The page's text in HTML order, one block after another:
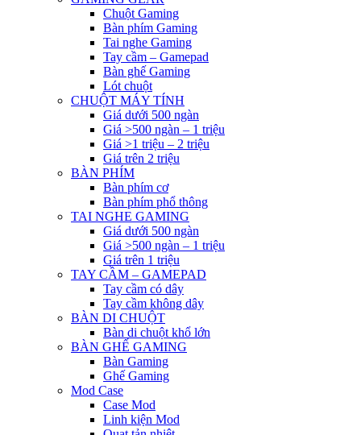
Chuột Gaming
Bàn phím Gaming
Tai nghe Gaming
Tay cầm – Gamepad
Bàn ghế Gaming
Lót chuột
CHUỘT MÁY TÍNH
Giá dưới 500 ngàn
Giá >500 ngàn – 1 triệu
Giá >1 triệu – 2 triệu
Giá trên 2 triệu
BÀN PHÍM
Bàn phím cơ
Bàn phím phổ thông
TAI NGHE GAMING
Giá dưới 500 ngàn
Giá >500 ngàn – 1 triệu
Giá trên 1 triệu
TAY CẦM – GAMEPAD
Tay cầm có dây
Tay cầm không dây
BÀN DI CHUỘT
Bàn di chuột khổ lớn
BÀN GHẾ GAMING
Bàn Gaming
Ghế Gaming
Mod Case
Case Mod
Linh kiện Mod